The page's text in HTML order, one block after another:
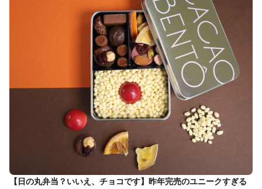
【日の丸弁当？いいえ、チョコです】昨年完売のユニークすぎる